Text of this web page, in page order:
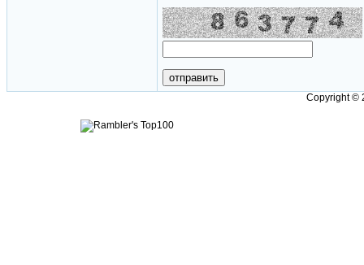
Copyright ©